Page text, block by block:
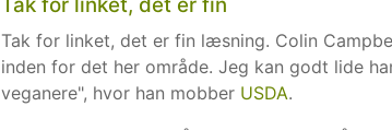
Tak for linket, det er fin
Tak for linket, det er fin læsning. Colin
inden for det her område. Jeg kan godt lide
veganere", hvor han mobber USDA.